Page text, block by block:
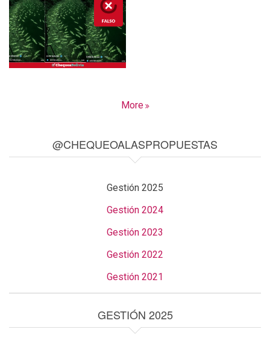
More
@CHEQUEOALASPROPUESTAS
Gestión 2025
Gestión 2024
Gestión 2023
Gestión 2022
Gestión 2021
GESTIÓN 2025